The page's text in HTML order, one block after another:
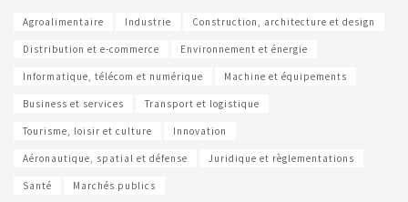
Agroalimentaire Industrie Construction, architecture et design
Distribution et e-commerce Environnement et énergie
Informatique, télécom et numérique Machine et équipements
Business et services Transport et logistique
Tourisme, loisir et culture Innovation
Aéronautique, spatial et défense Juridique et règlementations
Santé Marchés publics